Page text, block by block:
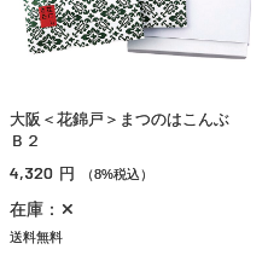
大阪＜花錦戸＞まつのはこんぶ
Ｂ２
4,320 円 （8%税込）
在庫：✕
送料無料